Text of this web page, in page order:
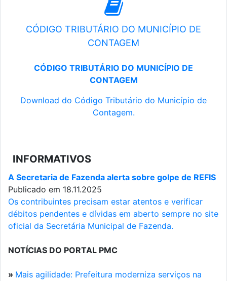
CÓDIGO TRIBUTÁRIO DO MUNICÍPIO DE
CONTAGEM
CÓDIGO TRIBUTÁRIO DO MUNICÍPIO DE
CONTAGEM
Download do Código Tributário do Município de
Contagem.
INFORMATIVOS
A Secretaria de Fazenda alerta sobre golpe de REFIS
Publicado em 18.11.2025
Os contribuintes precisam estar atentos e verificar
débitos pendentes e dívidas em aberto sempre no site
oficial da Secretária Municipal de Fazenda.
NOTÍCIAS DO PORTAL PMC
» Mais agilidade: Prefeitura moderniza serviços na